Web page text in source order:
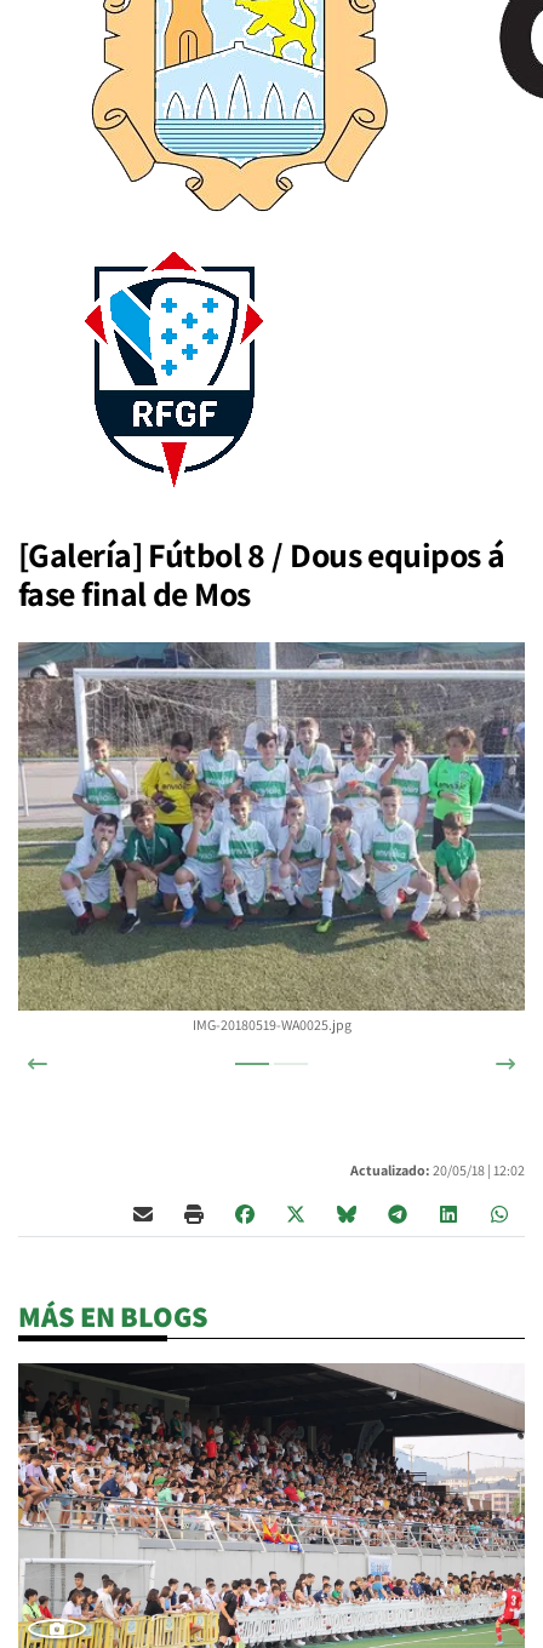
[Galería] Fútbol 8 / Dous equipos á
fase final de Mos
IMG-20180519-WA0025.jpg
Actualizado: 20/05/18 | 12:02
MÁS EN BLOGS